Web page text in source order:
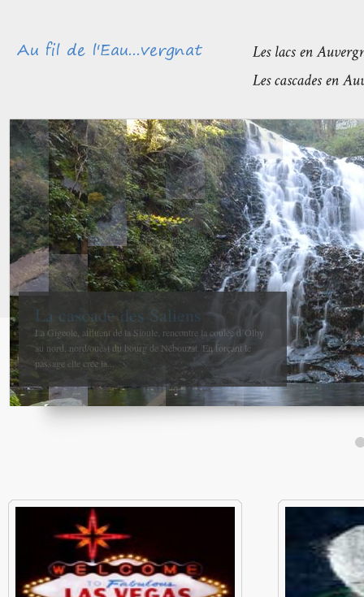
Méandres et boires de la Sioule
avant de rejoindre l’Allier
La confluence entre la Sioule et l’Allier se fait entre Contigny
et La Ferté-Hauterive peu après Saint-Pourçain sur-Sioule à...